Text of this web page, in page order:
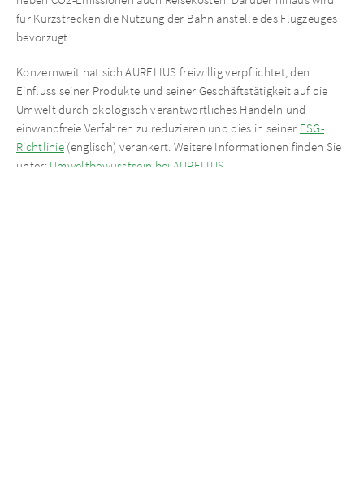
für Kurzstrecken die Nutzung der Bahn anstelle des Flugzeuges
bevorzugt.
Konzernweit hat sich AURELIUS freiwillig verpflichtet, den
Einfluss seiner Produkte und seiner Geschäftstätigkeit auf die
Umwelt durch ökologisch verantwortliches Handeln und
einwandfreie Verfahren zu reduzieren und dies in seiner ESG-
Richtlinie (englisch) verankert. Weitere Informationen finden Sie
unter: Umweltbewusstsein bei AURELIUS